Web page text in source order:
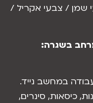
צבעי אקריל /
נייד.
סינרים,